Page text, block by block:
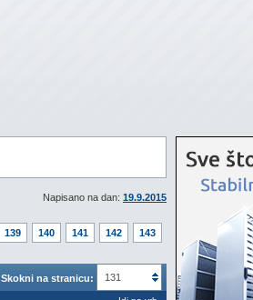
Napisano na dan: 19.9.2015
139 140 141 142 143
Skokni na stranicu: 131